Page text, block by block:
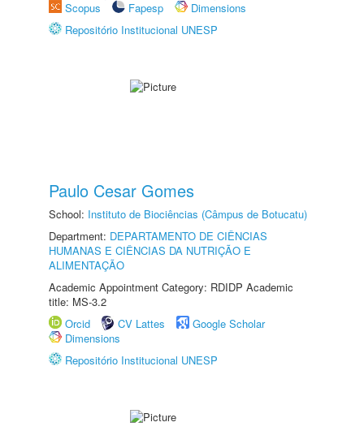
Scopus
Fapesp
Dimensions
Repositório Institucional UNESP
Paulo Cesar Gomes
School: Instituto de Biociências (Câmpus de Botucatu)
Department: DEPARTAMENTO DE CIÊNCIAS
HUMANAS E CIÊNCIAS DA NUTRIÇÃO E
ALIMENTAÇÃO
Academic Appointment Category: RDIDP Academic
title: MS-3.2
Orcid
CV Lattes
Google Scholar
Dimensions
Repositório Institucional UNESP